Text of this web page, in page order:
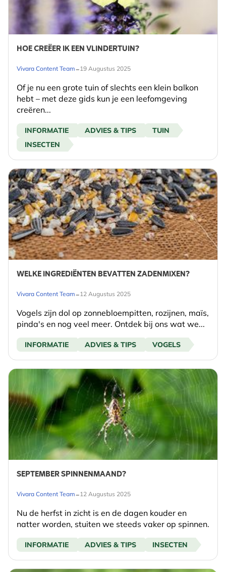
HOE CREËER IK EEN VLINDERTUIN?
Vivara Content Team-19 Augustus 2025
Of je nu een grote tuin of slechts een klein balkon
hebt – met deze gids kun je een leefomgeving
creëren...
INFORMATIE ADVIES & TIPS
TUIN
INSECTEN
WELKE INGREDIËNTEN BEVATTEN ZADENMIXEN?
Vivara Content Team-12 Augustus 2025
Vogels zijn dol op zonnebloempitten, rozijnen, maïs,
pinda's en nog veel meer. Ontdek bij ons wat we...
INFORMATIE ADVIES & TIPS VOGELS
SEPTEMBER SPINNENMAAND?
Vivara Content Team-12 Augustus 2025
Nu de herfst in zicht is en de dagen kouder en
natter worden, stuiten we steeds vaker op spinnen.
INFORMATIE ADVIES & TIPS INSECTEN